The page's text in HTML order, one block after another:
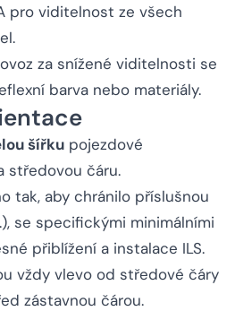
pro viditelnost ze všech
za snížené viditelnosti se
barva nebo materiály.
šířku pojezdové
středovou čáru.
tak, aby chránilo příslušnou
se specifickými minimálními
přiblížení a instalace ILS.
vždy vlevo od středové čáry
zástavnou čárou.